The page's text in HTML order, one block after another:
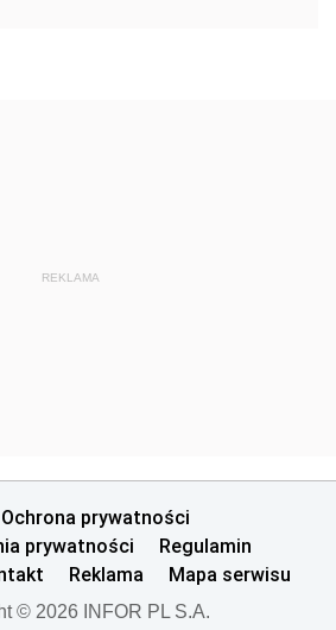
REKLAMA
Ochrona prywatności
prywatności
Regulamin
Reklama Mapa serwisu
© 2026 INFOR PL S.A.